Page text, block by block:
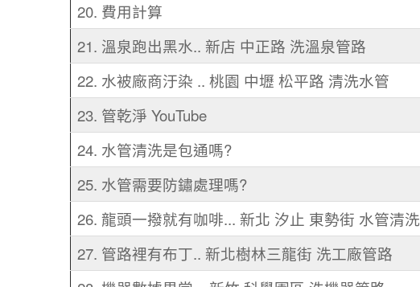
20. 費用計算
21. 溫泉跑出黑水.. 新店 中正路 洗溫泉管路
22. 水被廠商汙染 .. 桃園 中壢 松平路 清洗水管
23. 管乾淨 YouTube
24. 水管清洗是包通嗎?
25. 水管需要防鏽處理嗎?
26. 龍頭一撥就有咖啡... 新北 汐止 東勢街 水管清洗
27. 管路裡有布丁.. 新北樹林三龍街 洗工廠管路